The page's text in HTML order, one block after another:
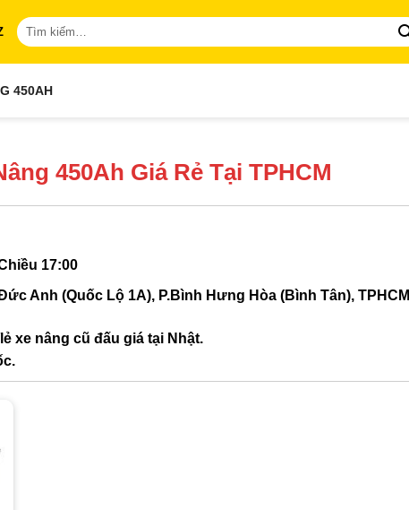
Tìm
kiếm:
450AH
450Ah Giá Rẻ Tại TPHCM
17:00
Anh (Quốc Lộ 1A), P.Bình Hưng Hòa (Bình Tân), TPHCM
xe nâng cũ đấu giá tại Nhật.